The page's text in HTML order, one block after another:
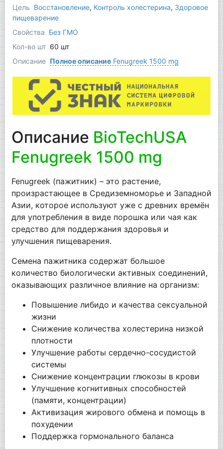
Цель Восстановление, Контроль холестерина, Здоровое
пищеварение
Свойства Без ГМО
Кол-во шт 60 шт
Описание Полное описаниеFenugreek 1500 mg
Описание BioTechUSA
Fenugreek 1500 mg
Fenugreek (пажитник) – это растение,
произрастающее в Средиземноморье и Западной
Азии, которое используют уже с древних времён
для употребления в виде порошка или чая как
средство для поддержания здоровья и
улучшения пищеварения.
Семена пажитника содержат большое
количество биологически активных соединений,
оказывающих различное влияние на организм:
Повышение либидо и качества сексуальной
жизни
Снижение количества холестерина низкой
плотности
Улучшение работы сердечно-сосудистой
системы
Снижение концентрации глюкозы в крови
Улучшение когнитивных способностей
(памяти, концентрации)
Активизация жирового обмена и помощь в
похудении
Поддержка гормонального баланса